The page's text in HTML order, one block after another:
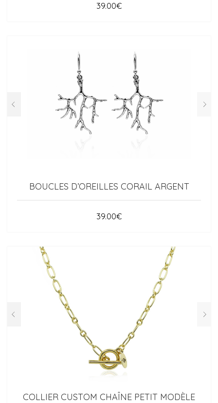
39.00€
BOUCLES D’OREILLES CORAIL ARGENT
39.00€
COLLIER CUSTOM CHAÎNE PETIT MODÈLE